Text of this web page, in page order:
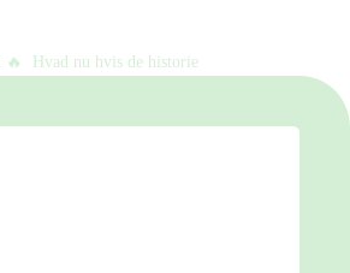
Hvad nu hvis de historie